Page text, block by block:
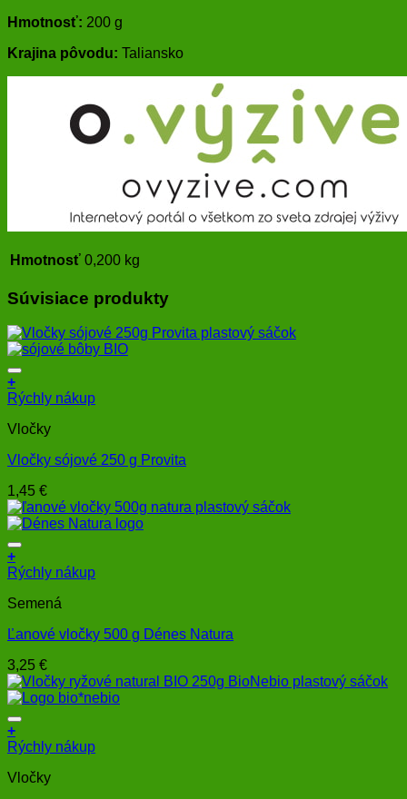
Hmotnosť: 200 g
Krajina pôvodu: Taliansko
Hmotnosť 0,200 kg
Súvisiace produkty
+
Rýchly nákup
Vločky
Vločky sójové 250 g Provita
1,45 €
+
Rýchly nákup
Semená
Ľanové vločky 500 g Dénes Natura
3,25 €
+
Rýchly nákup
Vločky